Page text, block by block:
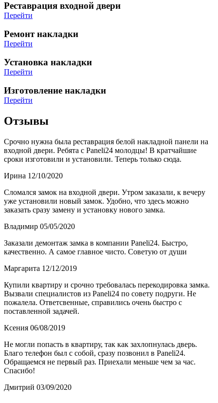
Реставрация входной двери
Перейти
Ремонт накладки
Перейти
Установка накладки
Перейти
Изготовление накладки
Перейти
Отзывы
Срочно нужна была реставрация белой накладной панели на
входной двери. Ребята с Paneli24 молодцы! В кратчайшие
сроки изготовили и установили. Теперь только сюда.
Ирина 12/10/2020
Сломался замок на входной двери. Утром заказали, к вечеру
уже установили новый замок. Удобно, что здесь можно
заказать сразу замену и установку нового замка.
Владимир 05/05/2020
Заказали демонтаж замка в компании Paneli24. Быстро,
качественно. А самое главное чисто. Советую от души
Маргарита 12/12/2019
Купили квартиру и срочно требовалась перекодировка замка.
Вызвали специалистов из Paneli24 по совету подруги. Не
пожалела. Ответсвенные, справились очень быстро с
поставленной задачей.
Ксения 06/08/2019
Не могли попасть в квартиру, так как захлопнулась дверь.
Благо телефон был с собой, сразу позвонил в Paneli24.
Обращаемся не первый раз. Приехали меньше чем за час.
Спасибо!
Дмитрий 03/09/2020